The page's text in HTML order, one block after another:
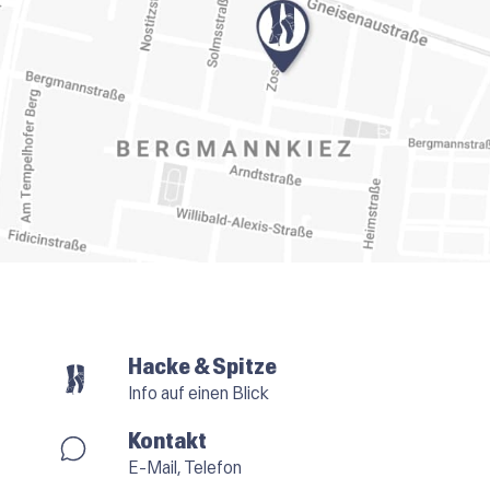
Hacke & Spitze
Info auf einen Blick
Kontakt
E-Mail, Telefon